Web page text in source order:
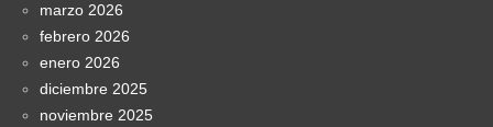
marzo 2026
febrero 2026
enero 2026
diciembre 2025
noviembre 2025